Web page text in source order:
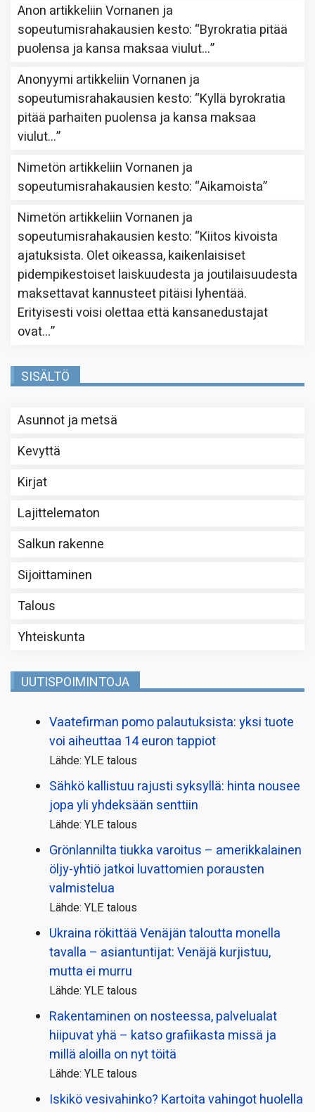
Anon artikkeliinVornanen ja
sopeutumisrahakausien kesto: “Byrokratia pitää
puolensa ja kansa maksaa viulut…”
Anonyymi artikkeliinVornanen ja
sopeutumisrahakausien kesto: “Kyllä byrokratia
pitää parhaiten puolensa ja kansa maksaa
viulut…”
Nimetön artikkeliinVornanen ja
sopeutumisrahakausien kesto: “Aikamoista”
Nimetön artikkeliinVornanen ja
sopeutumisrahakausien kesto: “Kiitos kivoista
ajatuksista. Olet oikeassa, kaikenlaisiset
pidempikestoiset laiskuudesta ja joutilaisuudesta
maksettavat kannusteet pitäisi lyhentää.
Erityisesti voisi olettaa että kansanedustajat
ovat…”
SISÄLTÖ
Asunnot ja metsä
Kevyttä
Kirjat
Lajittelematon
Salkun rakenne
Sijoittaminen
Talous
Yhteiskunta
UUTISPOIMINTOJA
Vaatefirman pomo palautuksista: yksi tuote
voi aiheuttaa 14 euron tappiot
Lähde: YLE talous
Sähkö kallistuu rajusti syksyllä: hinta nousee
jopa yli yhdeksään senttiin
Lähde: YLE talous
Grönlannilta tiukka varoitus – amerikkalainen
öljy-yhtiö jatkoi luvattomien porausten
valmistelua
Lähde: YLE talous
Ukraina rökittää Venäjän taloutta monella
tavalla – asiantuntijat: Venäjä kurjistuu,
mutta ei murru
Lähde: YLE talous
Rakentaminen on nosteessa, palvelualat
hiipuvat yhä – katso grafiikasta missä ja
millä aloilla on nyt töitä
Lähde: YLE talous
Iskikö vesivahinko? Kartoita vahingot huolella